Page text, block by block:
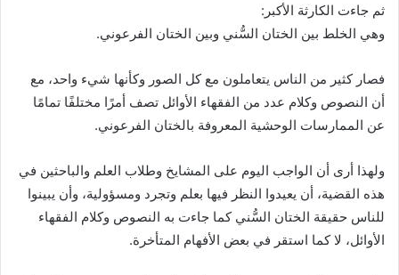
ثم جاءت الكارثة الأكبر:
وهي الخلط بين الختان السُّني وبين الختان الفرعوني.
فصار كثير من الناس يتعاملون مع كل الصور وكأنها شيء واحد، مع
أن النصوص وكلام عدد من الفقهاء الأوائل تصف أمرًا مختلفًا تمامًا
عن الممارسات الوحشية المعروفة بالختان الفرعوني.
ولهذا أرى أن الواجب اليوم على المشايخ وطلاب العلم والباحثين في
هذه القضية، أن يعيدوا النظر فيها بعلم وتجرد ومسؤولية، وأن يبينوا
للناس حقيقة الختان السُّني كما جاءت به النصوص وكلام الفقهاء
الأوائل، لا كما استقر في بعض الأفهام المتأخرة.